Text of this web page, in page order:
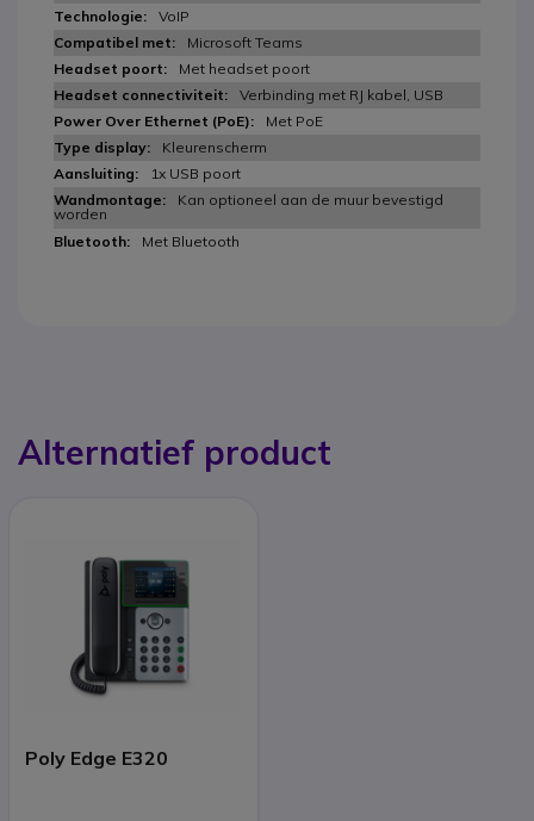
VoIP
Microsoft Teams
Met headset poort
Verbinding met RJ kabel, USB
Met PoE
Kleurenscherm
1x USB poort
Kan optioneel aan de muur bevestigd
worden
Met Bluetooth
Alternatief product
Poly Edge E320